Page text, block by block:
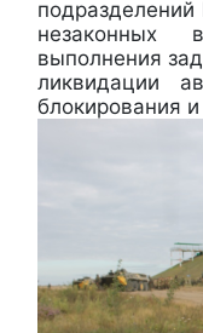
незаконных
выполнения
ликвидации
блокирования